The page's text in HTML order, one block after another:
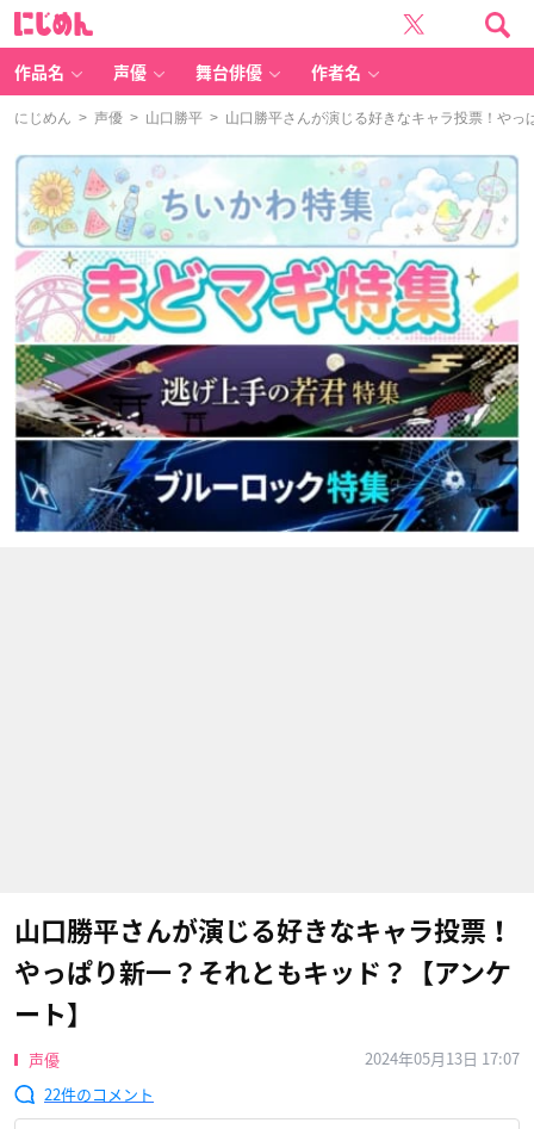
作品名 声優 舞台俳優 作者名
にじめん > 声優 > 山口勝平 > 山口勝平さんが演じる好きなキャラ投票！やっ
山口勝平さんが演じる好きなキャラ投票！
やっぱり新一？それともキッド？【アンケ
ート】
声優
2024年05月13日 17:07
22